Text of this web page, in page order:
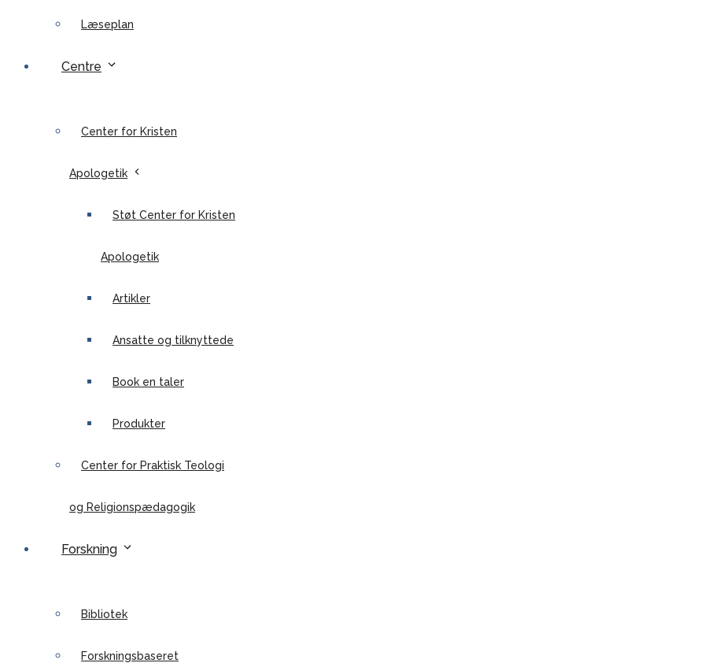
Læseplan
Centre
Center for Kristen
Apologetik
Støt Center for Kristen
Apologetik
Artikler
Ansatte og tilknyttede
Book en taler
Produkter
Center for Praktisk Teologi
og Religionspædagogik
Forskning
Bibliotek
Forskningsbaseret